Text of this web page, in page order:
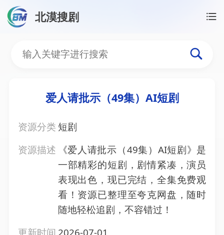
北漠搜剧
爱人请批示（49集）AI短
爱人请批示（49集）AI短剧
资源分类 短剧
资源描述
《爱人请批示（49集）AI短剧》是
一部精彩的短剧，剧情紧凑，演员
表现出色，现已完结，全集免费观
看！资源已整理至夸克网盘，随时
随地轻松追剧，不容错过！